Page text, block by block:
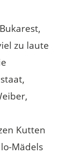
zu laute
Kutten
Mädels